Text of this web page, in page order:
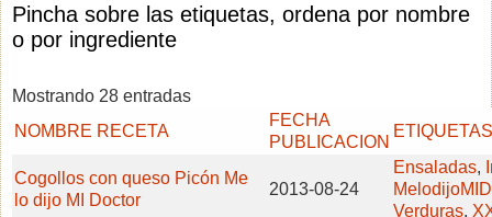
Pincha sobre las etiquetas, ordena por nombre
o por ingrediente
Mostrando 28 entradas
NOMBRE RECETA
FECHA
PUBLICACION
ETIQUETAS
Cogollos con queso Picón Me
lo dijo MI Doctor
2013-08-24
Ensaladas,
Verduras,